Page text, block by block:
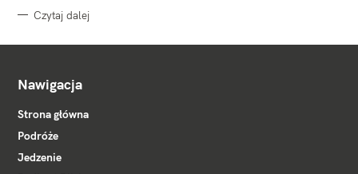
Czytaj dalej
Nawigacja
Strona główna
Podróże
Jedzenie